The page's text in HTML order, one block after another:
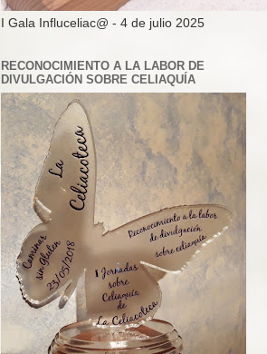
I Gala Influceliac@ - 4 de julio 2025
RECONOCIMIENTO A LA LABOR DE
DIVULGACIÓN SOBRE CELIAQUÍA